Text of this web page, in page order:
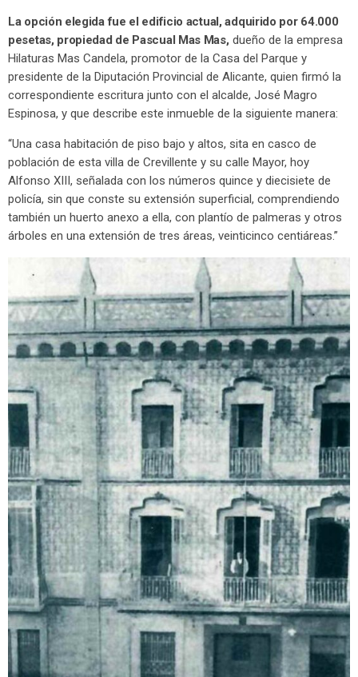
La opción elegida fue el edificio actual, adquirido por 64.000
pesetas, propiedad de Pascual Mas Mas, dueño de la empresa
Hilaturas Mas Candela, promotor de la Casa del Parque y
presidente de la Diputación Provincial de Alicante, quien firmó la
correspondiente escritura junto con el alcalde, José Magro
Espinosa, y que describe este inmueble de la siguiente manera:
“Una casa habitación de piso bajo y altos, sita en casco de
población de esta villa de Crevillente y su calle Mayor, hoy
Alfonso XIII, señalada con los números quince y diecisiete de
policía, sin que conste su extensión superficial, comprendiendo
también un huerto anexo a ella, con plantío de palmeras y otros
árboles en una extensión de tres áreas, veinticinco centiáreas.”